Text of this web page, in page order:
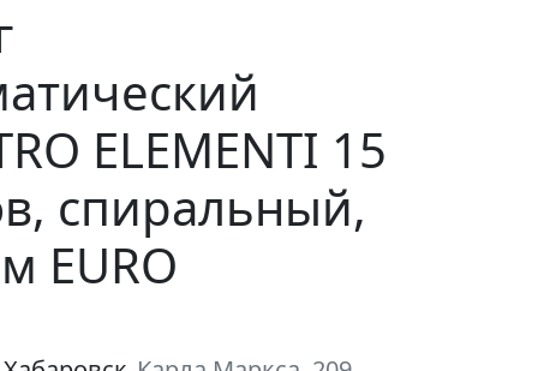
ELEMENTI 15
спиральный,
EURO